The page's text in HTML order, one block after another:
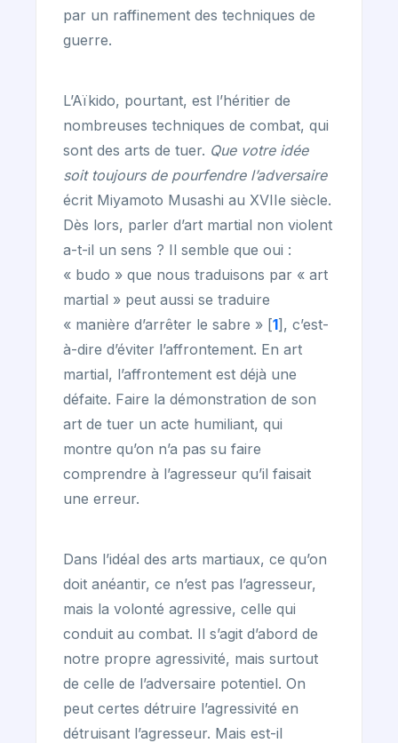
par un raffinement des techniques de
guerre.
L’Aïkido, pourtant, est l’héritier de
nombreuses techniques de combat, qui
sont des arts de tuer. Que votre idée
soit toujours de pourfendre l’adversaire
écrit Miyamoto Musashi au XVIIe siècle.
Dès lors, parler d’art martial non violent
a-t-il un sens ? Il semble que oui :
« budo » que nous traduisons par « art
martial » peut aussi se traduire
« manière d’arrêter le sabre » [1] , c’est-
à-dire d’éviter l’affrontement. En art
martial, l’affrontement est déjà une
défaite. Faire la démonstration de son
art de tuer un acte humiliant, qui
montre qu’on n’a pas su faire
comprendre à l’agresseur qu’il faisait
une erreur.
Dans l’idéal des arts martiaux, ce qu’on
doit anéantir, ce n’est pas l’agresseur,
mais la volonté agressive, celle qui
conduit au combat. Il s’agit d’abord de
notre propre agressivité, mais surtout
de celle de l’adversaire potentiel. On
peut certes détruire l’agressivité en
détruisant l’agresseur. Mais est-il